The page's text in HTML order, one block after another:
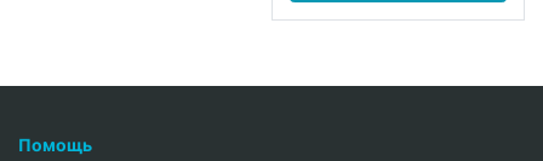
Помощь